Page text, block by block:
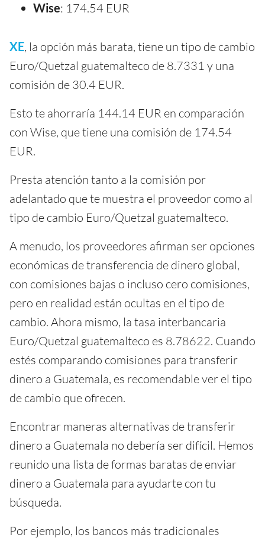
Wise: 174.54 EUR
XE, la opción más barata, tiene un tipo de cambio
Euro/Quetzal guatemalteco de 8.7331 y una
comisión de 30.4 EUR.
Esto te ahorraría 144.14 EUR en comparación
con Wise, que tiene una comisión de 174.54
EUR.
Presta atención tanto a la comisión por
adelantado que te muestra el proveedor como al
tipo de cambio Euro/Quetzal guatemalteco.
A menudo, los proveedores afirman ser opciones
económicas de transferencia de dinero global,
con comisiones bajas o incluso cero comisiones,
pero en realidad están ocultas en el tipo de
cambio. Ahora mismo, la tasa interbancaria
Euro/Quetzal guatemalteco es 8.78622. Cuando
estés comparando comisiones para transferir
dinero a Guatemala, es recomendable ver el tipo
de cambio que ofrecen.
Encontrar maneras alternativas de transferir
dinero a Guatemala no debería ser difícil. Hemos
reunido una lista de formas baratas de enviar
dinero a Guatemala para ayudarte con tu
búsqueda.
Por ejemplo, los bancos más tradicionales